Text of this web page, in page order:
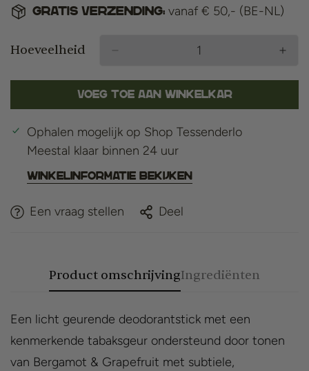
Gratis verzending: vanaf € 50,- (BE-NL)
Hoeveelheid
Voeg toe aan winkelkar
Ophalen mogelijk op Shop Tessenderlo
Meestal klaar binnen 24 uur
Winkelinformatie bekijken
Een vraag stellen Deel
Product omschrijvingIngrediënten
Een licht geurende deodorantstick met een
kenmerkende tabaksgeur ondersteund door tonen
van Bergamot & Grapefruit met subtiele,